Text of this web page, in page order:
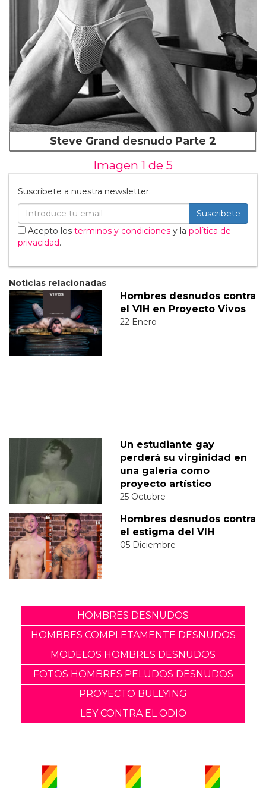
Steve Grand desnudo Parte 2
Imagen 1 de 5
Suscribete a nuestra newsletter:
Suscribete
Acepto los terminos y condiciones y la política de
privacidad.
Noticias relacionadas
Hombres desnudos contra
el VIH en Proyecto Vivos
22 Enero
Un estudiante gay
perderá su virginidad en
una galería como
proyecto artístico
25 Octubre
Hombres desnudos contra
el estigma del VIH
05 Diciembre
HOMBRES DESNUDOS
HOMBRES COMPLETAMENTE DESNUDOS
MODELOS HOMBRES DESNUDOS
FOTOS HOMBRES PELUDOS DESNUDOS
PROYECTO BULLYING
LEY CONTRA EL ODIO